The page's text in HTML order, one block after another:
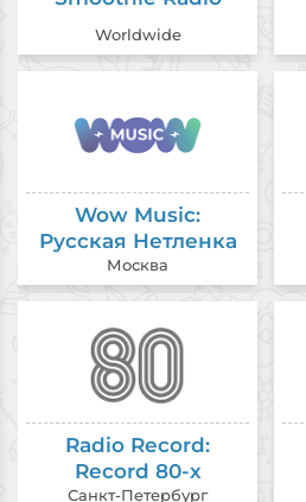
Worldwide
Wow Music:
Русская Нетленка
Москва
Radio Record:
Record 80-х
Санкт-Петербург